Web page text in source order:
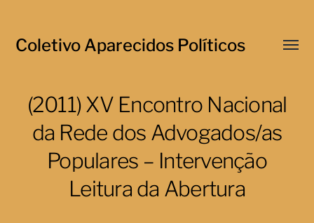
Coletivo Aparecidos Políticos
Menu
(2011) XV Encontro Nacional
da Rede dos Advogados/as
Populares – Intervenção
Leitura da Abertura